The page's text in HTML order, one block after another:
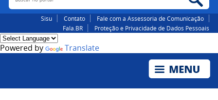
Sisu Contato
Fale com a Assessoria de Comunicação
Fala.BR
Proteção e Privacidade de Dados Pessoais
Powered by Translate